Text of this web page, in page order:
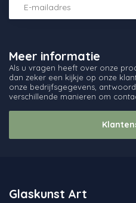
Meer informatie
Als u vragen heeft over onze
dan zeker een kijkje op onze
onze bedrijfsgegevens,
verschillende manieren om
Glaskunst Art